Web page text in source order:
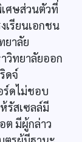
ศษส่วนตัวที่
เรียนเอกชน
ยาลัย
วิทยาลัยออก
ดจ์
ร์ดไม่ชอบ
รัสเซลล์มี
ต มีผู้กล่าว